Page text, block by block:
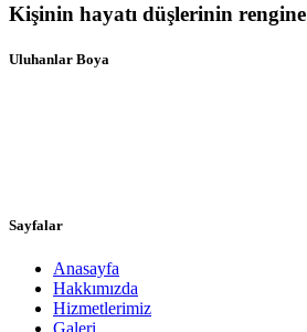
Kişinin hayatı düşlerinin rengine
Uluhanlar Boya
Sayfalar
Anasayfa
Hakkımızda
Hizmetlerimiz